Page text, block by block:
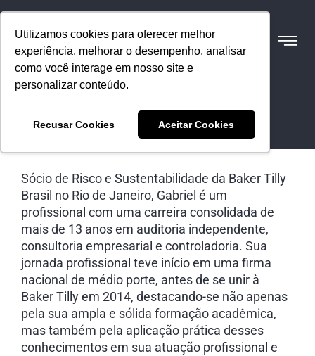
Utilizamos cookies para oferecer melhor
experiência, melhorar o desempenho, analisar
como você interage em nosso site e
personalizar conteúdo.
Recusar Cookies Aceitar Cookies
Gabriel Buzzi
Sócio de Risco e Sustentabilidade da Baker Tilly
Brasil no Rio de Janeiro, Gabriel é um
profissional com uma carreira consolidada de
mais de 13 anos em auditoria independente,
consultoria empresarial e controladoria. Sua
jornada profissional teve início em uma firma
nacional de médio porte, antes de se unir à
Baker Tilly em 2014, destacando-se não apenas
pela sua ampla e sólida formação acadêmica,
mas também pela aplicação prática desses
conhecimentos em sua atuação profissional e